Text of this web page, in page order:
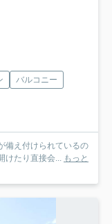
バルコニー
備え付けられているの
けたり直接会... もっと